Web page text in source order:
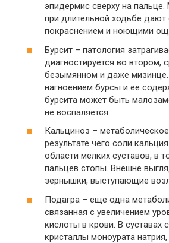
эпидермис сверху на
при длительной ходьбе дают
покраснением и ноющими
Бурсит – патология
диагностируется во втором,
безымянном и даже
нагноением бурсы и ее
бурсита может быть
не воспаляется.
Кальциноз –
результате чего соли
области мелких суставов, в
пальцев стопы. Внешне
зернышки, выступающие
Подагра – еще одна
связанная с увеличением
кислоты в крови. В суставах
кристаллы моноурата